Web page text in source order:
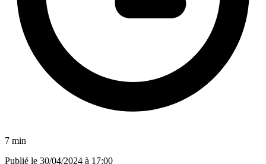
7 min
Publié le 30/04/2024 à 17:00